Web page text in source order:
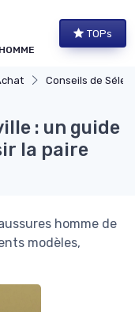
TOPs
Conseils de
: un guide
la paire
homme de
modèles,